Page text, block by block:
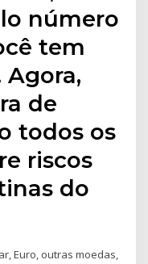
número
tem
de
todos os
riscos
do
Euro, outras moedas,